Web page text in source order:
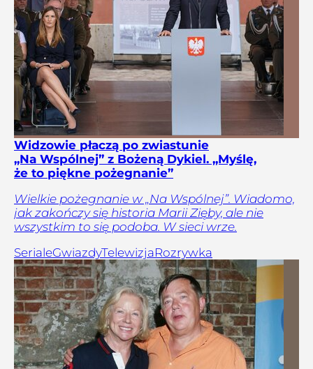
Widzowie płaczą po zwiastunie
„Na Wspólnej” z Bożeną Dykiel. „Myślę,
że to piękne pożegnanie”
Wielkie pożegnanie w „Na Wspólnej”. Wiadomo,
jak zakończy się historia Marii Zięby, ale nie
wszystkim to się podoba. W sieci wrze.
SerialeGwiazdyTelewizjaRozrywka